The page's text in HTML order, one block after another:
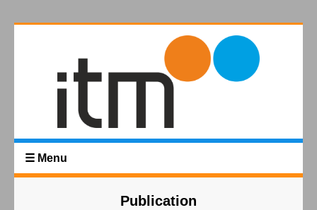
☰ Menu
Publication